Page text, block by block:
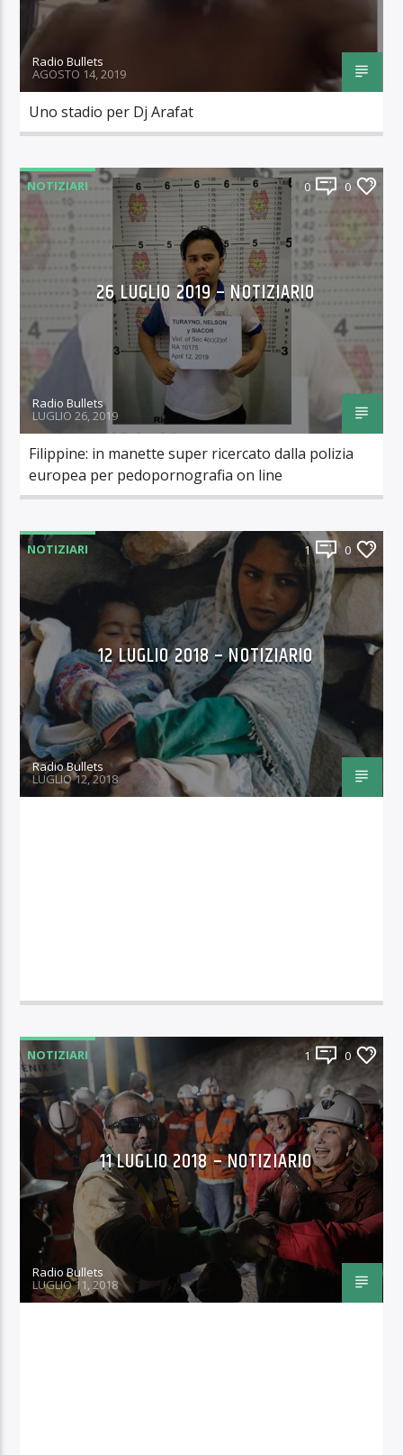
Radio Bullets
AGOSTO 14, 2019
Uno stadio per Dj Arafat
NOTIZIARI 0 0
26 LUGLIO 2019 – NOTIZIARIO
Radio Bullets
LUGLIO 26, 2019
Filippine: in manette super ricercato dalla polizia
europea per pedopornografia on line
NOTIZIARI 1 0
12 LUGLIO 2018 – NOTIZIARIO
Radio Bullets
LUGLIO 12, 2018
NOTIZIARI 1 0
11 LUGLIO 2018 – NOTIZIARIO
Radio Bullets
LUGLIO 11, 2018